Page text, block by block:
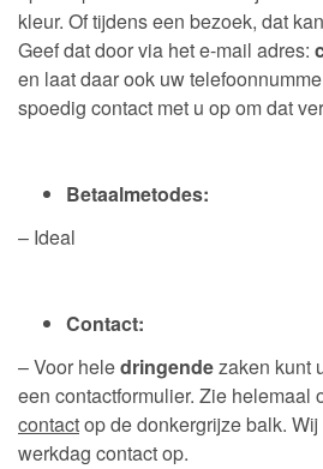
kleur. Of tijdens een bezoek, dat
Geef dat door via het e-mail adres:
en laat daar ook uw
spoedig contact met u op om dat
Betaalmetodes:
– Ideal
Contact:
– Voor heledringendezaken kunt
een contactformulier. Zie helemaal
contactop de donkergrijze balk.
werkdag contact op.